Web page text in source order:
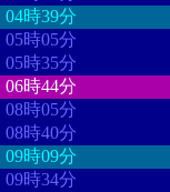
04時39分
05時05分
05時35分
06時44分
08時05分
08時40分
09時09分
09時34分